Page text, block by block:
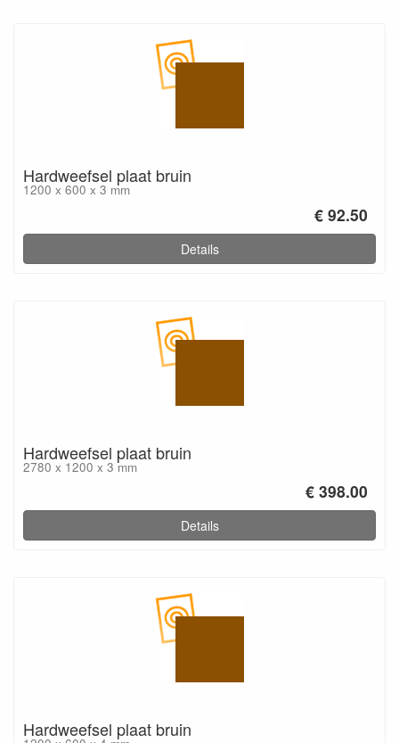
Hardweefsel plaat bruin
1200 x 600 x 3 mm
€ 92.50
Details
Hardweefsel plaat bruin
2780 x 1200 x 3 mm
€ 398.00
Details
Hardweefsel plaat bruin